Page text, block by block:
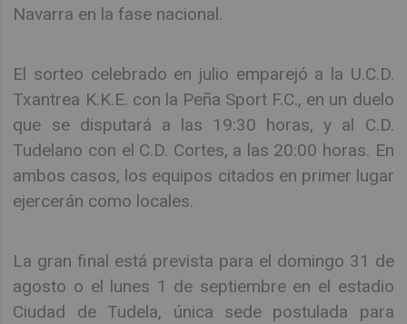
Navarra en la fase nacional.
El sorteo celebrado en julio emparejó a la U.C.D.
Txantrea K.K.E. con la Peña Sport F.C., en un duelo
que se disputará a las 19:30 horas, y al C.D.
Tudelano con el C.D. Cortes, a las 20:00 horas. En
ambos casos, los equipos citados en primer lugar
ejercerán como locales.
La gran final está prevista para el domingo 31 de
agosto o el lunes 1 de septiembre en el estadio
Ciudad de Tudela, única sede postulada para